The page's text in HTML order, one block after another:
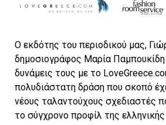
Ο εκδότης του περιοδικού μας,
δημοσιογράφος Μαρία Παμπουκίδη
δυνάμεις τους με το
πολυδιάστατη δράση που σκοπό
νέους ταλαντούχους σχεδιαστές
το σύγχρονο προφίλ της